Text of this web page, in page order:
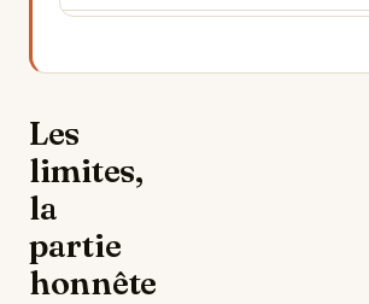
Les
limites,
la
partie
honnête